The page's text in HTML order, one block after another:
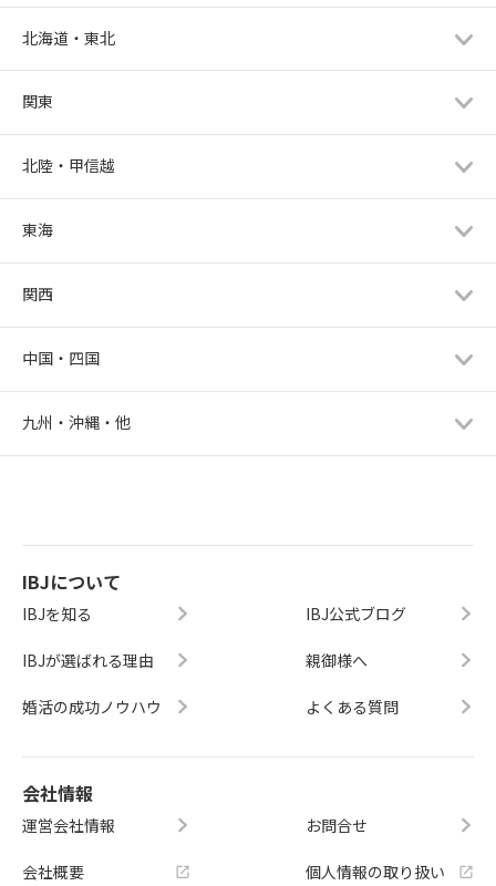
北海道・東北
関東
北陸・甲信越
東海
関西
中国・四国
九州・沖縄・他
IBJについて
IBJを知る
IBJが選ばれる理由
婚活の成功ノウハウ
IBJ公式ブログ
親御様へ
よくある質問
会社情報
運営会社情報
会社概要
お問合せ
個人情報の取り扱い